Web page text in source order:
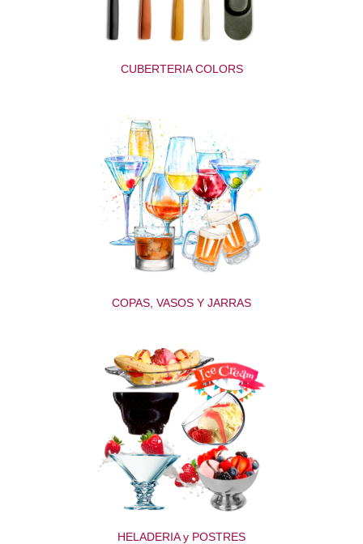
CUBERTERIA COLORS
COPAS, VASOS Y JARRAS
HELADERIA y POSTRES